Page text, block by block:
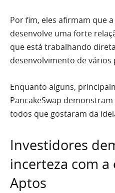
Por fim, eles afirmam que
desenvolve uma forte
que está trabalhando
desenvolvimento de vários
Enquanto alguns,
PancakeSwap
todos que gostaram da
Investidores
incerteza com a
Aptos